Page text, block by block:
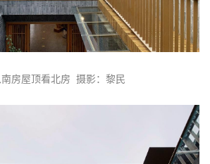
房屋顶看北房  摄影：黎民